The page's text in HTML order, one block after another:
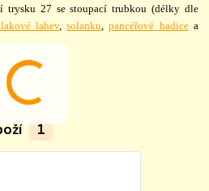
27 se stoupací trubkou (délky dle
lahev,solanku ,pancéřové hadicea
1